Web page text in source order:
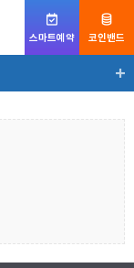
스마트예약 코인밴드